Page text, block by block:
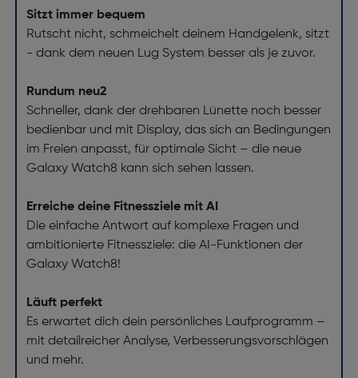
Sitzt immer bequem
Rutscht nicht, schmeichelt deinem Handgelenk, sitzt
- dank dem neuen Lug System besser als je zuvor.
Rundum neu2
Schneller, dank der drehbaren Lünette noch besser
bedienbar und mit Display, das sich an Bedingungen
im Freien anpasst, für optimale Sicht – die neue
Galaxy Watch8 kann sich sehen lassen.
Erreiche deine Fitnessziele mit AI
Die einfache Antwort auf komplexe Fragen und
ambitionierte Fitnessziele: die AI-Funktionen der
Galaxy Watch8!
Läuft perfekt
Es erwartet dich dein persönliches Laufprogramm –
mit detailreicher Analyse, Verbesserungsvorschlägen
und mehr.